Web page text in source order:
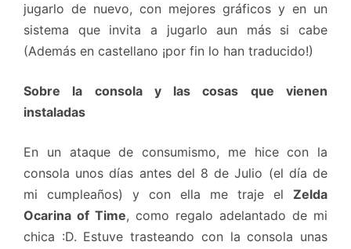
jugarlo de nuevo, con mejores gráficos y en un
sistema que invita a jugarlo aun más si cabe
(Además en castellano ¡por fin lo han traducido!)
Sobre la consola y las cosas que vienen
instaladas
En un ataque de consumismo, me hice con la
consola unos días antes del 8 de Julio (el día de
mi cumpleaños) y con ella me traje el Zelda
Ocarina of Time, como regalo adelantado de mi
chica :D. Estuve trasteando con la consola unas